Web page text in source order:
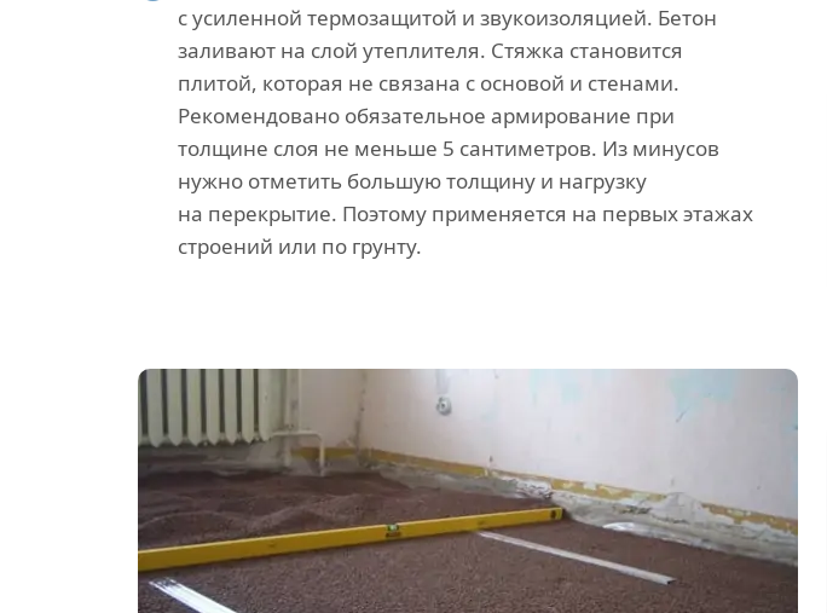
с усиленной термозащитой и звукоизоляцией. Бетон
заливают на слой утеплителя. Стяжка становится
плитой, которая не связана с основой и стенами.
Рекомендовано обязательное армирование при
толщине слоя не меньше 5 сантиметров. Из минусов
нужно отметить большую толщину и нагрузку
на перекрытие. Поэтому применяется на первых этажах
строений или по грунту.